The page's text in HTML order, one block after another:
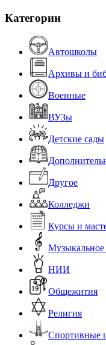
Категории
Автошколы
Архивы и
Военные
ВУЗы
Детские сады
Другое
Колледжи
Курсы и
Музыкальное
НИИ
Общежития
Религия
Спортивные